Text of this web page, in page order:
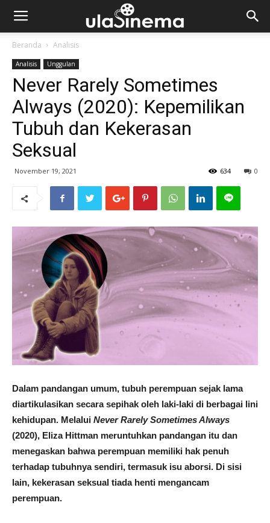
Beranda Analisis
Analisis Unggulan
Never Rarely Sometimes
Always (2020): Kepemilikan
Tubuh dan Kekerasan
Seksual
November 19, 2021 0
634
Dalam pandangan umum, tubuh perempuan sejak lama
diartikulasikan secara sepihak oleh laki-laki di berbagai lini
kehidupan. Melalui Never Rarely Sometimes Always
(2020), Eliza Hittman meruntuhkan pandangan itu dan
menegaskan bahwa perempuan memiliki hak penuh
terhadap tubuhnya sendiri, termasuk isu aborsi. Di sisi
lain, kekerasan seksual tiada henti mengancam
perempuan.